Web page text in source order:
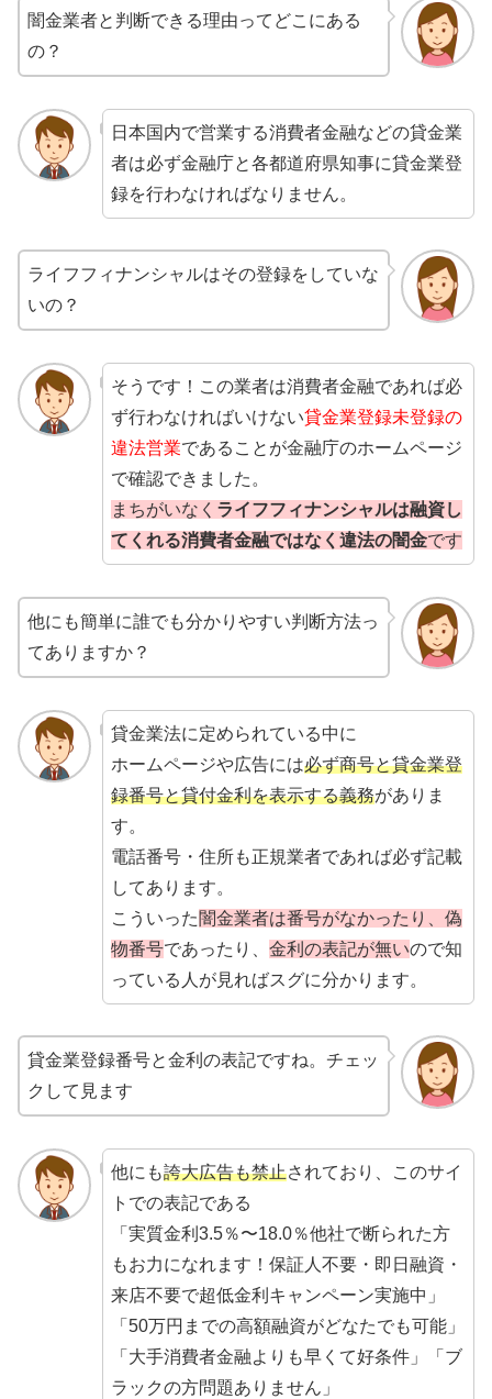
闇金業者と判断できる理由ってどこにある
の？
日本国内で営業する消費者金融などの貸金業
者は必ず金融庁と各都道府県知事に貸金業登
録を行わなければなりません。
ライフフィナンシャルはその登録をしていな
いの？
そうです！この業者は消費者金融であれば必
ず行わなければいけない貸金業登録未登録の
違法営業であることが金融庁のホームページ
で確認できました。
まちがいなく ライフフィナンシャルは融資し
てくれる消費者金融ではなく違法の闇金です
他にも簡単に誰でも分かりやすい判断方法っ
てありますか？
貸金業法に定められている中に
ホームページや広告には必ず商号と貸金業登
録番号と貸付金利を表示する義務がありま
す。
電話番号・住所も正規業者であれば必ず記載
してあります。
こういった闇金業者は番号がなかったり、偽
物番号であったり、 金利の表記が無いので知
っている人が見ればスグに分かります。
貸金業登録番号と金利の表記ですね。チェッ
クして見ます
他にも誇大広告も禁止されており、このサイ
トでの表記である
「実質金利3.5％〜18.0％他社で断られた方
もお力になれます！保証人不要・即日融資・
来店不要で超低金利キャンペーン実施中」
「50万円までの高額融資がどなたでも可能」
「大手消費者金融よりも早くて好条件」「ブ
ラックの方問題ありません」